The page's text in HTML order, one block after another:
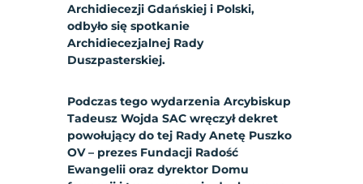
Archidiecezji Gdańskiej i Polski,
odbyło się spotkanie
Archidiecezjalnej Rady
Duszpasterskiej.
Podczas tego wydarzenia Arcybiskup
Tadeusz Wojda SAC wręczył dekret
powołujący do tej Rady Anetę Puszko
OV – prezes Fundacji Radość
Ewangelii oraz dyrektor Domu